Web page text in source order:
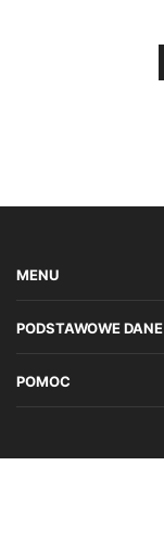
MENU
PODSTAWOWE DANE
POMOC